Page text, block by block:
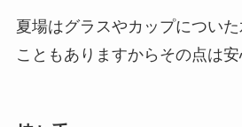
夏場はグラスやカップについ
こともありますからその点は安